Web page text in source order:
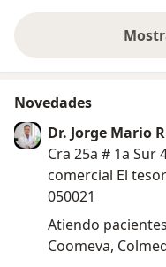
Novedades
Dr. Jorge Mario
Cra 25a # 1a Sur
comercial El
050021
Atiendo
Coomeva,